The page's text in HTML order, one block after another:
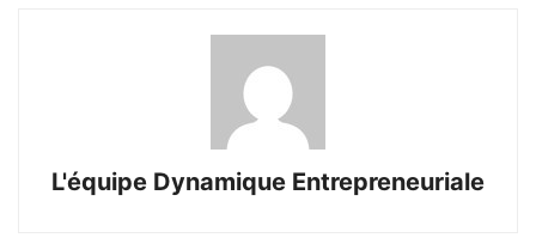
L'équipe Dynamique Entrepreneuriale